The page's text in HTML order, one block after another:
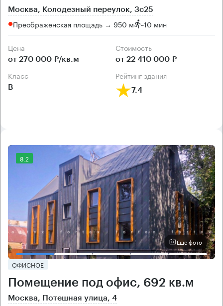
Москва, Колодезный переулок, 3с25
Преображенская площадь → 950 м ~10 мин
Цена
от 270 000 ₽/кв.м
Cтоимость
от 22 410 000 ₽
класс
B
рейтинг здания
7.4
8.2
Еще фото
ОФИСНОЕ
Помещение под офис, 692 кв.м
Москва, Потешная улица, 4